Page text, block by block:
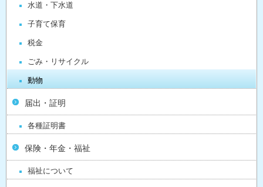
水道・下水道
子育て保育
税金
ごみ・リサイクル
動物
届出・証明
各種証明書
保険・年金・福祉
福祉について